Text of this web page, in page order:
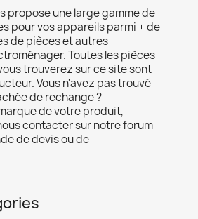
propose une large gamme de
pour vos appareils parmi + de
de pièces et autres
Toutes les pièces
trouverez sur ce site sont
Vous n'avez pas trouvé
de rechange ?
de votre produit,
contacter sur notre forum
de devis ou de